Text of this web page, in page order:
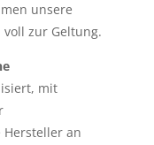
unsere
zur Geltung.
mit
Hersteller an